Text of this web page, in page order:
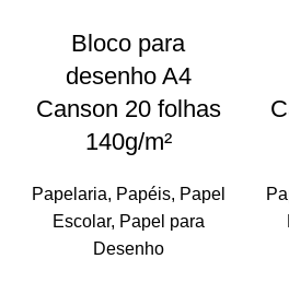
Bloco para
desenho A4
Canson 20 folhas
140g/m²
Papelaria, Papéis, Papel
Escolar, Papel para
Desenho